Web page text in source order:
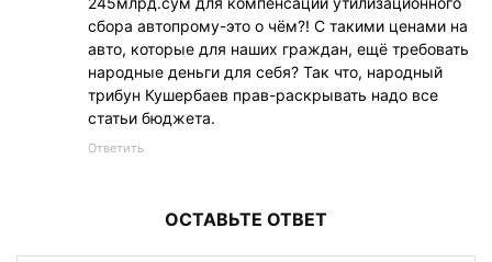
сбора автопрому-это о чём?! С такими ценами на
авто, которые для наших граждан, ещё требовать
народные деньги для себя? Так что, народный
трибун Кушербаев прав-раскрывать надо все
статьи бюджета.
Ответить
ОСТАВЬТЕ ОТВЕТ